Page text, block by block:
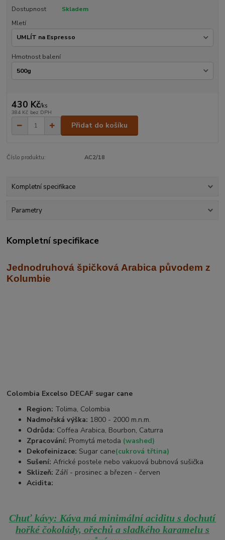
Dostupnost
Skladem
Mletí
Hmotnost balení
430 Kč/ks
384 Kč bez DPH
Přidat do košíku
Číslo produktu: AC2/18
Kompletní specifikace
Parametry
Kompletní specifikace
Jednodruhová špičková Arabica původem z
Kolumbie
Colombia Excelso DECAF sugar cane
Region: Tolima, Colombia
Nadmořská výška: 1800 - 2000 m.n.m.
Odrůda: Coffea Arabica, Bourbon, Caturra
Zpracování: Promytá metoda (washed)
Dekofeinizace: Sugar cane(cukrová třtina)
Sušení: Africké postele nebo vakuová bubnová sušička
Sklizeň: Září - prosinec a březen - červen
Acidita:
Chuť kávy: Káva má minimální aciditu s dochutí
hořké čokolády, ořechů a sladkého karamelu s